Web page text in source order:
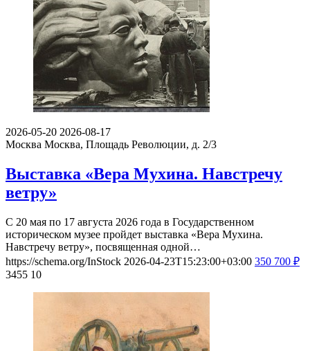
2026-05-20 2026-08-17
Москва Москва, Площадь Революции, д. 2/3
Выставка «Вера Мухина. Навстречу
ветру»
С 20 мая по 17 августа 2026 года в Государственном
историческом музее пройдет выставка «Вера Мухина.
Навстречу ветру», посвященная одной…
https://schema.org/InStock 2026-04-23T15:23:00+03:00 350 700 ₽
3455 10